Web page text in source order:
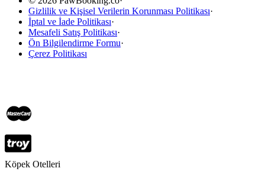
Gizlilik ve Kişisel Verilerin Korunması Politikası·
İptal ve İade Politikası·
Mesafeli Satış Politikası·
Ön Bilgilendirme Formu·
Çerez Politikası
Köpek Otelleri